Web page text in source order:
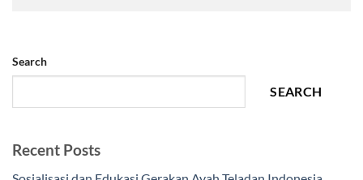
Search
SEARCH
Recent Posts